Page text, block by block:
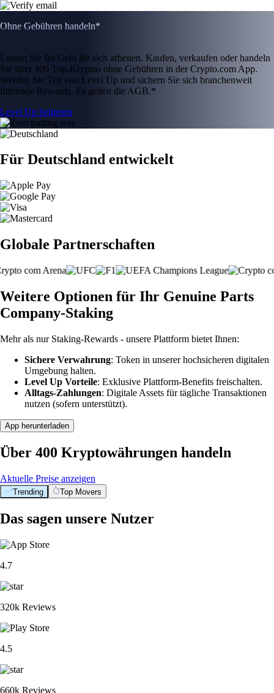
Ohne Gebühren handeln*
Lassen Sie Ihr Geld für sich arbeiten. Kaufen, verkaufen oder handeln
Sie über 400 Top-Kryptos ohne Gebühren in der Crypto.com App.
Werden Sie Teil von Level Up und sichern Sie sich branchenweit
führende Rewards. Es gelten die AGB.*
Level Up beitreten
Für Deutschland entwickelt
Globale Partnerschaften
Weitere Optionen für Ihr Genuine Parts
Company-Staking
Mehr als nur Staking-Rewards - unsere Plattform bietet Ihnen:
Sichere Verwahrung: Token in unserer hochsicheren digitalen
Umgebung halten.
Level Up Vorteile: Exklusive Plattform-Benefits freischalten.
Alltags-Zahlungen: Digitale Assets für tägliche Transaktionen
nutzen (sofern unterstützt).
App herunterladen
Über 400 Kryptowährungen handeln
Aktuelle Preise anzeigen
Trending Top Movers
Das sagen unsere Nutzer
4.7
320k Reviews
4.5
660k Reviews